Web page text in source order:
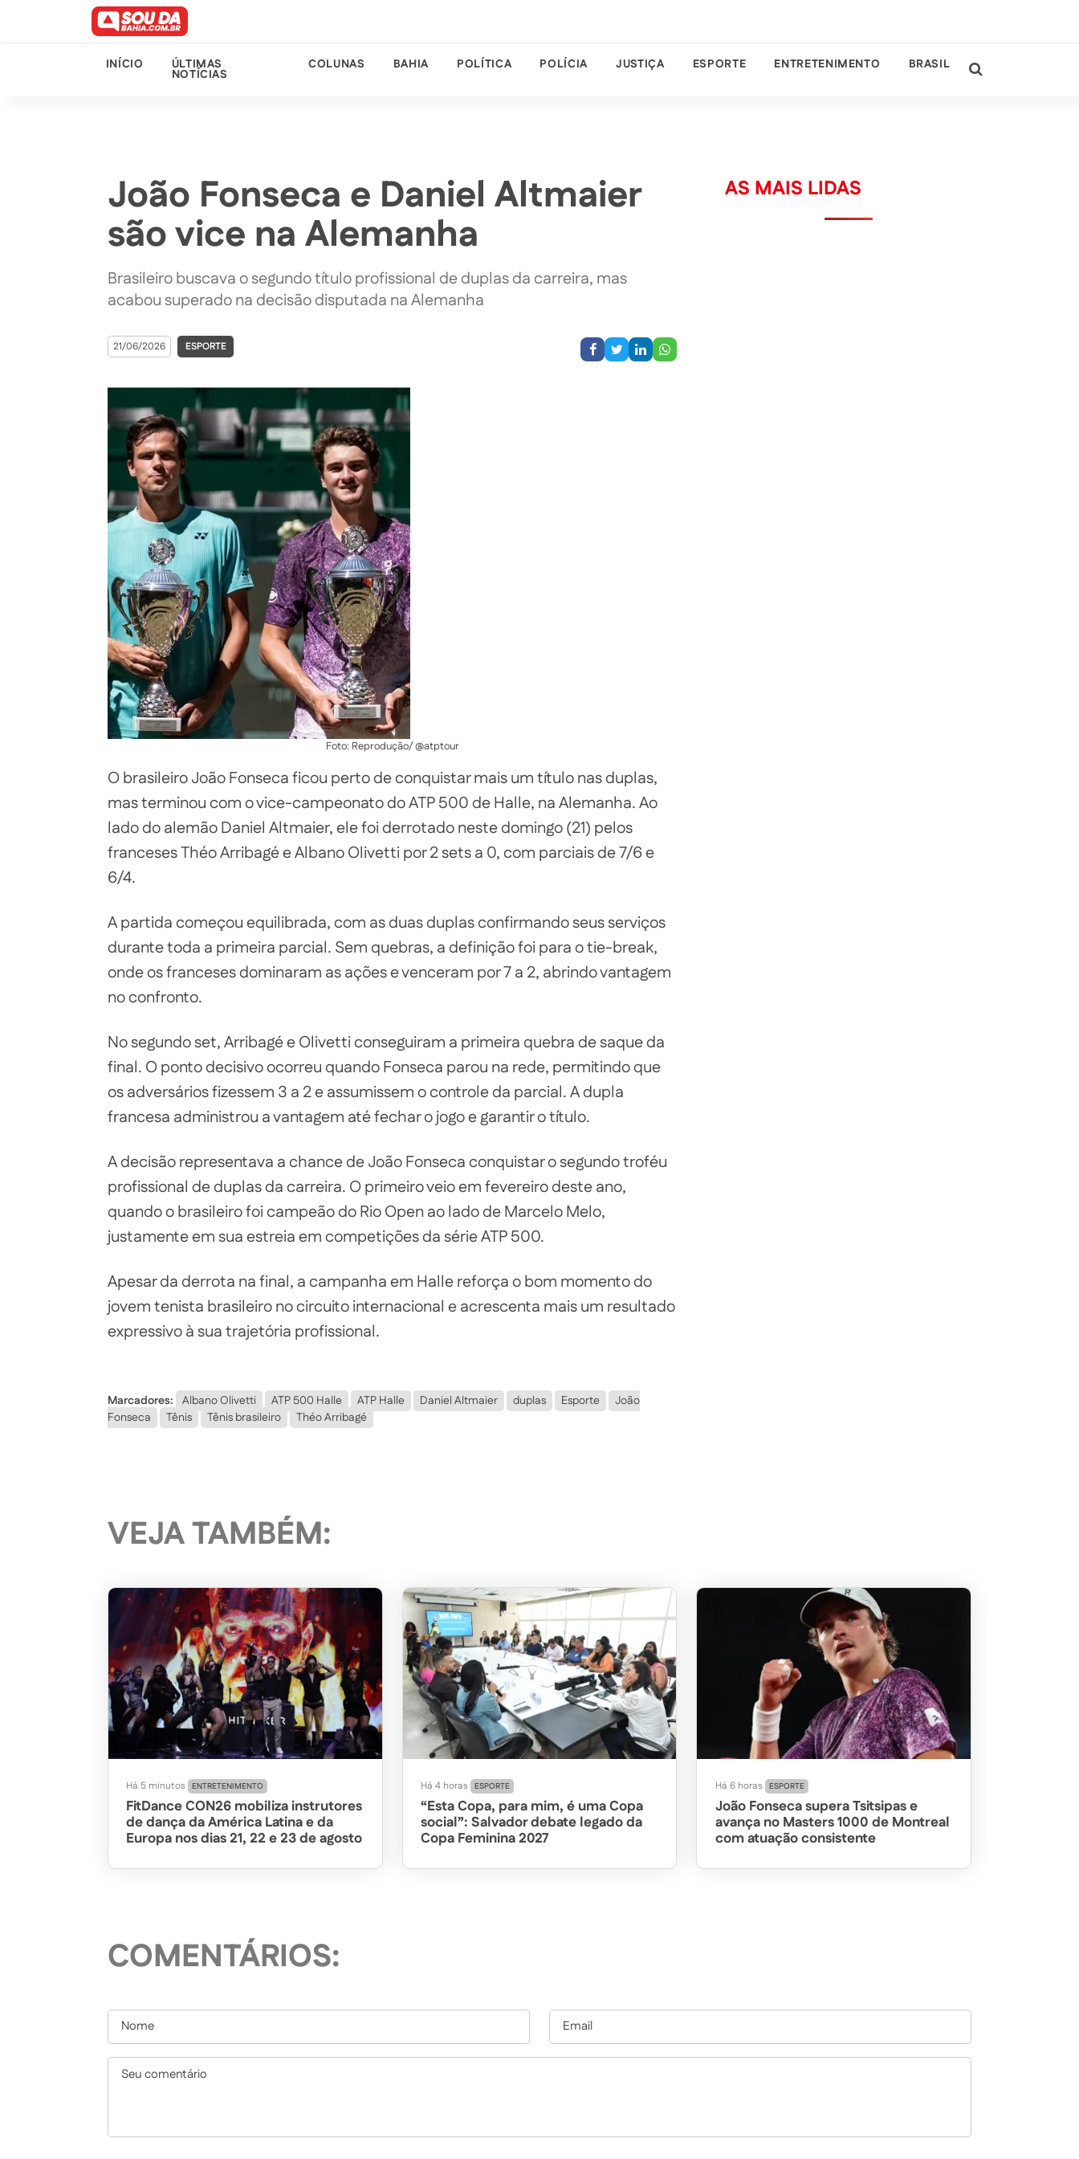
INÍCIO ÚLTIMAS
NOTÍCIAS
COLUNAS BAHIA POLÍTICA POLÍCIA JUSTIÇA ESPORTE ENTRETENIMENTO BRASIL
João Fonseca e Daniel Altmaier
são vice na Alemanha
Brasileiro buscava o segundo título profissional de duplas da carreira, mas
acabou superado na decisão disputada na Alemanha
21/06/2026 ESPORTE
Foto: Reprodução/ @atptour
O brasileiro João Fonseca ficou perto de conquistar mais um título nas duplas,
mas terminou com o vice-campeonato do ATP 500 de Halle, na Alemanha. Ao
lado do alemão Daniel Altmaier, ele foi derrotado neste domingo (21) pelos
franceses Théo Arribagé e Albano Olivetti por 2 sets a 0, com parciais de 7/6 e
6/4.
A partida começou equilibrada, com as duas duplas confirmando seus serviços
durante toda a primeira parcial. Sem quebras, a definição foi para o tie-break,
onde os franceses dominaram as ações e venceram por 7 a 2, abrindo vantagem
no confronto.
No segundo set, Arribagé e Olivetti conseguiram a primeira quebra de saque da
final. O ponto decisivo ocorreu quando Fonseca parou na rede, permitindo que
os adversários fizessem 3 a 2 e assumissem o controle da parcial. A dupla
francesa administrou a vantagem até fechar o jogo e garantir o título.
A decisão representava a chance de João Fonseca conquistar o segundo troféu
profissional de duplas da carreira. O primeiro veio em fevereiro deste ano,
quando o brasileiro foi campeão do Rio Open ao lado de Marcelo Melo,
justamente em sua estreia em competições da série ATP 500.
Apesar da derrota na final, a campanha em Halle reforça o bom momento do
jovem tenista brasileiro no circuito internacional e acrescenta mais um resultado
expressivo à sua trajetória profissional.
Marcadores: Albano Olivetti ATP 500 Halle ATP Halle Daniel Altmaier duplas Esporte
João
Fonseca
Tênis Tênis brasileiro Théo Arribagé
AS MAIS LIDAS
VEJA TAMBÉM:
Há 5 minutos ENTRETENIMENTO
FitDance CON26 mobiliza instrutores
de dança da América Latina e da
Europa nos dias 21, 22 e 23 de agosto
Há 4 horas ESPORTE
“Esta Copa, para mim, é uma Copa
social”: Salvador debate legado da
Copa Feminina 2027
Há 6 horas ESPORTE
João Fonseca supera Tsitsipas e
avança no Masters 1000 de Montreal
com atuação consistente
COMENTÁRIOS: